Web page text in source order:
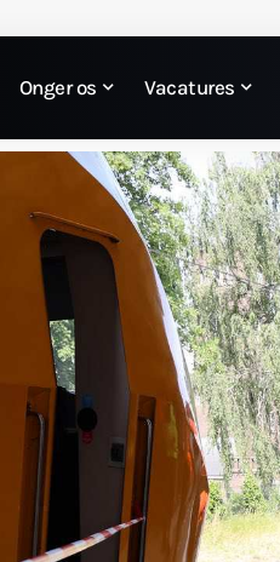
Onger os Vacatures